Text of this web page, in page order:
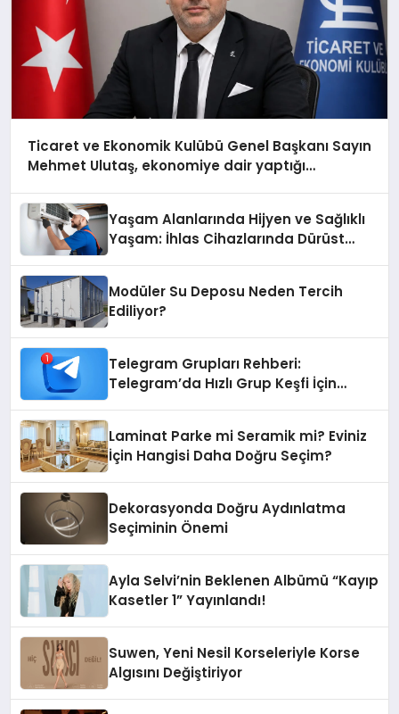
Ticaret ve Ekonomik Kulübü Genel Başkanı Sayın
Mehmet Ulutaş, ekonomiye dair yaptığı
Yaşam Alanlarında Hijyen ve Sağlıklı
Yaşam: İhlas Cihazlarında Dürüst
Modüler Su Deposu Neden Tercih
Ediliyor?
Telegram Grupları Rehberi:
Telegram’da Hızlı Grup Keşfi İçin
Laminat Parke mi Seramik mi? Eviniz
İçin Hangisi Daha Doğru Seçim?
Dekorasyonda Doğru Aydınlatma
Seçiminin Önemi
Ayla Selvi’nin Beklenen Albümü “Kayıp
Kasetler 1” Yayınlandı!
Suwen, Yeni Nesil Korseleriyle Korse
Algısını Değiştiriyor